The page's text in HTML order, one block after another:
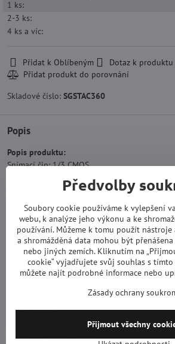
1 ks:
2-3 ks:
4 ks a víc:
Přidat k Oblíbeným Dotaz k produktu
Skladové číslo: SGSTAC360
Popis
Popis produktu:
Snímací čip: 1/3 CMOS
Pixely PAL: 628 (H) × 586 (V)
Rozlišení: 420 TV řádků
Frekvence: 50Hz
Minimální osvětlení: 0Lux
IR LED: 7x
Úhel snímání: 120°
Provozní teplota: -20 ℃ ~ 60 ℃
Krytí: IP68
Napájení: DC 12V
Odběr proudu: 200mA
Obsah balení:
1x DC 12 V napájecí kabel
Předvolby
Soubory cookie používáme k vylepšení
webu, k analýze jeho výkonu a ke
používání. Můžeme k tomu použít
a shromážděná data mohou být přenášena
nebo jiných zemích. Kliknutím na
cookie“ vyjadřujete svůj souhlas s tímto
můžete najít podrobné informace nebo
Zásady ochrany
Přijmout všechny